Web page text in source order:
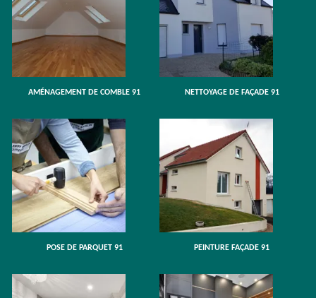
AMÉNAGEMENT DE COMBLE 91 NETTOYAGE DE FAÇADE 91
POSE DE PARQUET 91 PEINTURE FAÇADE 91